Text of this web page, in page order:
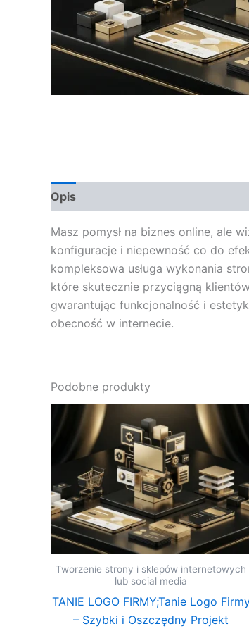
Opis
Masz pomysł na biznes online, ale
konfiguracje i niepewność co do
kompleksowa usługa wykonania
które skutecznie przyciągną
gwarantując funkcjonalność i
obecność w internecie.
Podobne produkty
Tworzenie strony i sklepów internetowych
lub social media
TANIE LOGO FIRMY;Tanie Logo
– Szybki i Oszczędny Projekt